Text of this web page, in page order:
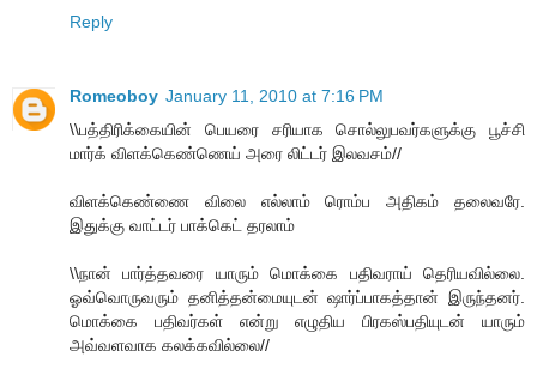
Reply
Romeoboy January 11, 2010 at 7:16 PM
\\பத்திரிக்கையின் பெயரை சரியாக சொல்லுபவர்களுக்கு பூச்சி
மார்க் விளக்கெண்ணெய் அரை லிட்டர் இலவசம்//
விளக்கெண்ணை விலை எல்லாம் ரொம்ப அதிகம் தலைவரே.
இதுக்கு வாட்டர் பாக்கெட் தரலாம்
\\நான் பார்த்தவரை யாரும் மொக்கை பதிவராய் தெரியவில்லை.
ஓவ்வொருவரும் தனித்தன்மையுடன் ஷார்ப்பாகத்தான் இருந்தனர்.
மொக்கை பதிவர்கள் என்று எழுதிய பிரகஸ்பதியுடன் யாரும்
அவ்வளவாக கலக்கவில்லை//